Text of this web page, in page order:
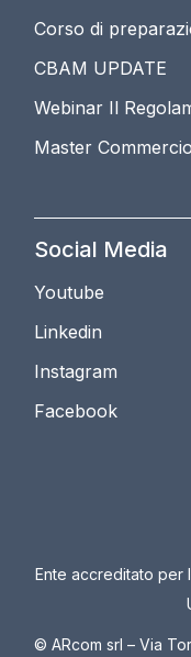
Corso di
CBAM UPDATE
Webinar Il
Master
Social Media
Youtube
Linkedin
Instagram
Facebook
Ente accreditato per
© ARcom srl – Via